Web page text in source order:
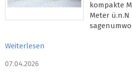
kompakte
Meter ü.n.N
Weiterlesen
07.04.2026